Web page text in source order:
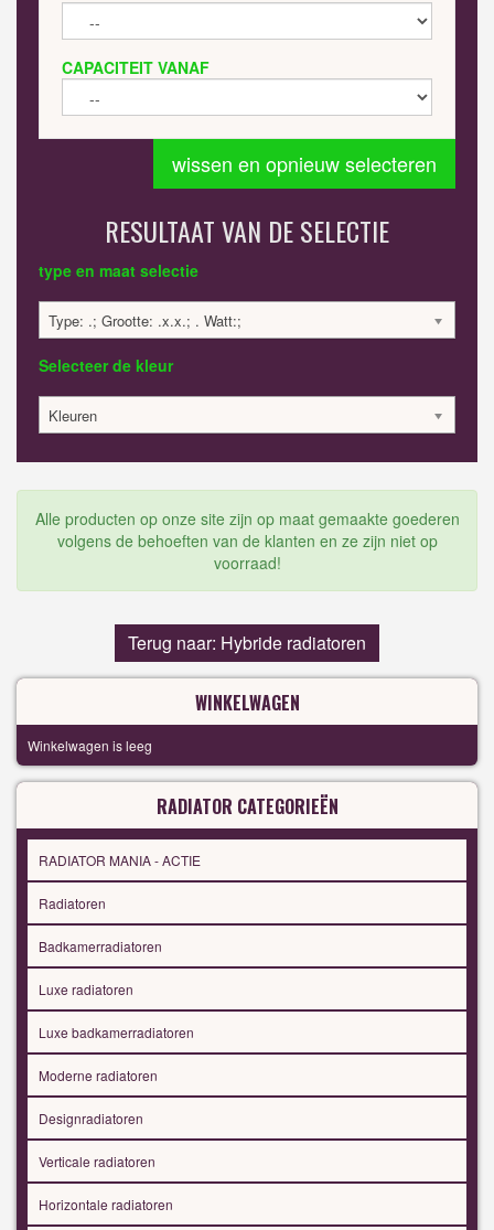
CAPACITEIT VANAF
wissen en opnieuw selecteren
RESULTAAT VAN DE SELECTIE
type en maat selectie
Type: .; Grootte: .x.x.; . Watt:;
Selecteer de kleur
Kleuren
Alle producten op onze site zijn op maat gemaakte goederen
volgens de behoeften van de klanten en ze zijn niet op
voorraad!
Terug naar: Hybride radiatoren
WINKELWAGEN
Winkelwagen is leeg
RADIATOR CATEGORIEËN
RADIATOR MANIA - ACTIE
Radiatoren
Badkamerradiatoren
Luxe radiatoren
Luxe badkamerradiatoren
Moderne radiatoren
Designradiatoren
Verticale radiatoren
Horizontale radiatoren